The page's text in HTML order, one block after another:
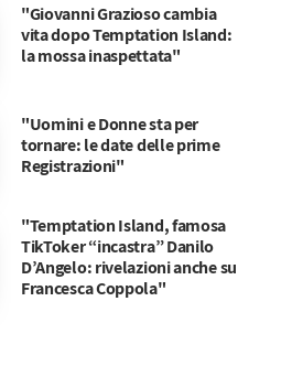
"Giovanni Grazioso cambia
vita dopo Temptation Island:
la mossa inaspettata"
"Uomini e Donne sta per
tornare: le date delle prime
Registrazioni"
"Temptation Island, famosa
TikToker “incastra” Danilo
D’Angelo: rivelazioni anche su
Francesca Coppola"